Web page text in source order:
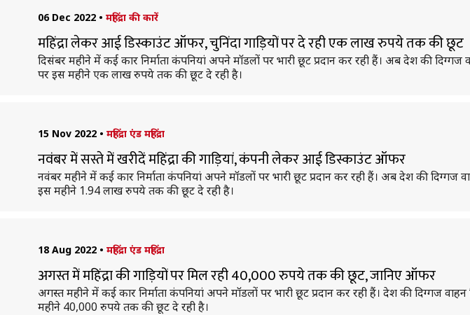
06 Dec 2022 • महिंद्रा की कारें
महिंद्रा लेकर आई डिस्काउंट ऑफर, चुनिंदा गाड़ियों पर दे रही एक लाख रुपये तक की छूट
दिसंबर महीने में कई कार निर्माता कंपनियां अपने मॉडलों पर भारी छूट प्रदान कर रही हैं। अब देश की दिग्गज
पर इस महीने एक लाख रुपये तक की छूट दे रही है।
15 Nov 2022 • महिंद्रा एंड महिंद्रा
नवंबर में सस्ते में खरीदें महिंद्रा की गाड़ियां, कंपनी लेकर आई डिस्काउंट ऑफर
नवंबर महीने में कई कार निर्माता कंपनियां अपने मॉडलों पर भारी छूट प्रदान कर रही हैं। अब देश की दिग्गज
इस महीने 1.94 लाख रुपये तक की छूट दे रही है।
18 Aug 2022 • महिंद्रा एंड महिंद्रा
अगस्त में महिंद्रा की गाड़ियों पर मिल रही 40,000 रुपये तक की छूट, जानिए ऑफर
अगस्त महीने में कई कार निर्माता कंपनियां अपने मॉडलों पर भारी छूट प्रदान कर रही हैं। देश की दिग्गज वाहन
महीने 40,000 रुपये तक की छूट दे रही है।